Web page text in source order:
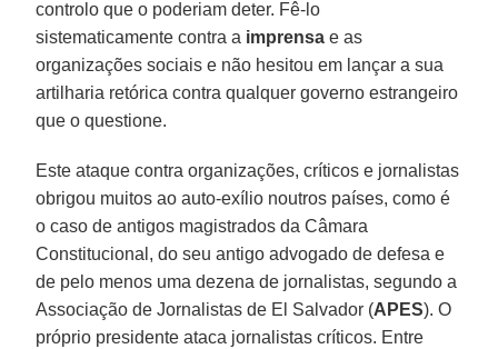
controlo que o poderiam deter. Fê-lo
sistematicamente contra a imprensa e as
organizações sociais e não hesitou em lançar a sua
artilharia retórica contra qualquer governo estrangeiro
que o questione.
Este ataque contra organizações, críticos e jornalistas
obrigou muitos ao auto-exílio noutros países, como é
o caso de antigos magistrados da Câmara
Constitucional, do seu antigo advogado de defesa e
de pelo menos uma dezena de jornalistas, segundo a
Associação de Jornalistas de El Salvador (APES). O
próprio presidente ataca jornalistas críticos. Entre